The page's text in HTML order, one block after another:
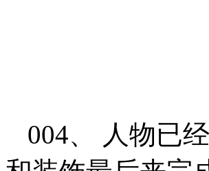
004、 人物已